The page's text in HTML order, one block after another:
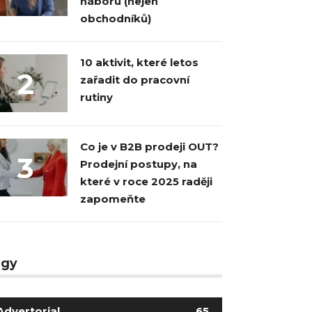
obchodníků)
2
10 aktivit, které letos
zařadit do pracovní
rutiny
3
Co je v B2B prodeji OUT?
Prodejní postupy, na
které v roce 2025 raději
zapomeňte